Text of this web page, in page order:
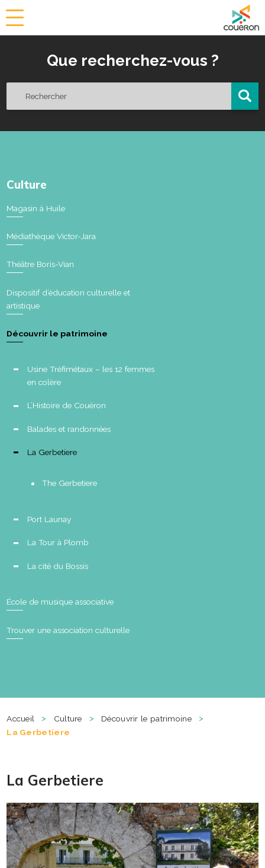
i
Que recherchez-vous ?
Culture
Magasin à Huile
Médiathèque Victor-Jara
Théâtre Boris-Vian
Dispositif d’éducation culturelle et
artistique
Découvrir le patrimoine
Usine Tréfimétaux – les 12 femmes
en colère
L’Histoire de Couëron
Balades et randonnées
La Gerbetiere
The Gerbetiere
Port Launay
La Tour à Plomb
La cité du Bossis
École de musique associative
Trouver une association culturelle
Accueil > Culture > Découvrir le patrimoine
>
La Gerbetiere
La Gerbetiere